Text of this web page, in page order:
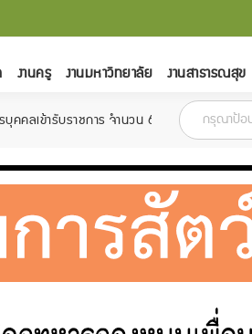
งานครู งานมหาวิทยาลัย งานสาธารณสุข
ชการ จำนวน 6 อัตรา สมัครตั้งแต่วันที่ 18 กุม